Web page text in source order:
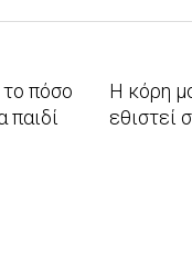
πόσο
παιδί
Η κόρη
εθιστεί